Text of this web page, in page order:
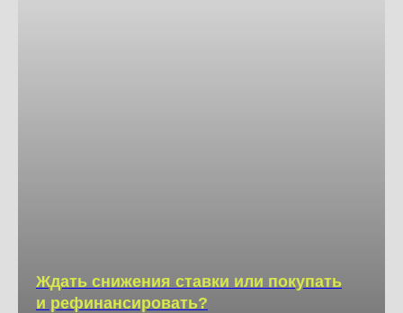
Ждать снижения ставки или покупать
и рефинансировать?